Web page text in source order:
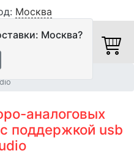
Москва
Москва?
аналоговых
поддержкой usb